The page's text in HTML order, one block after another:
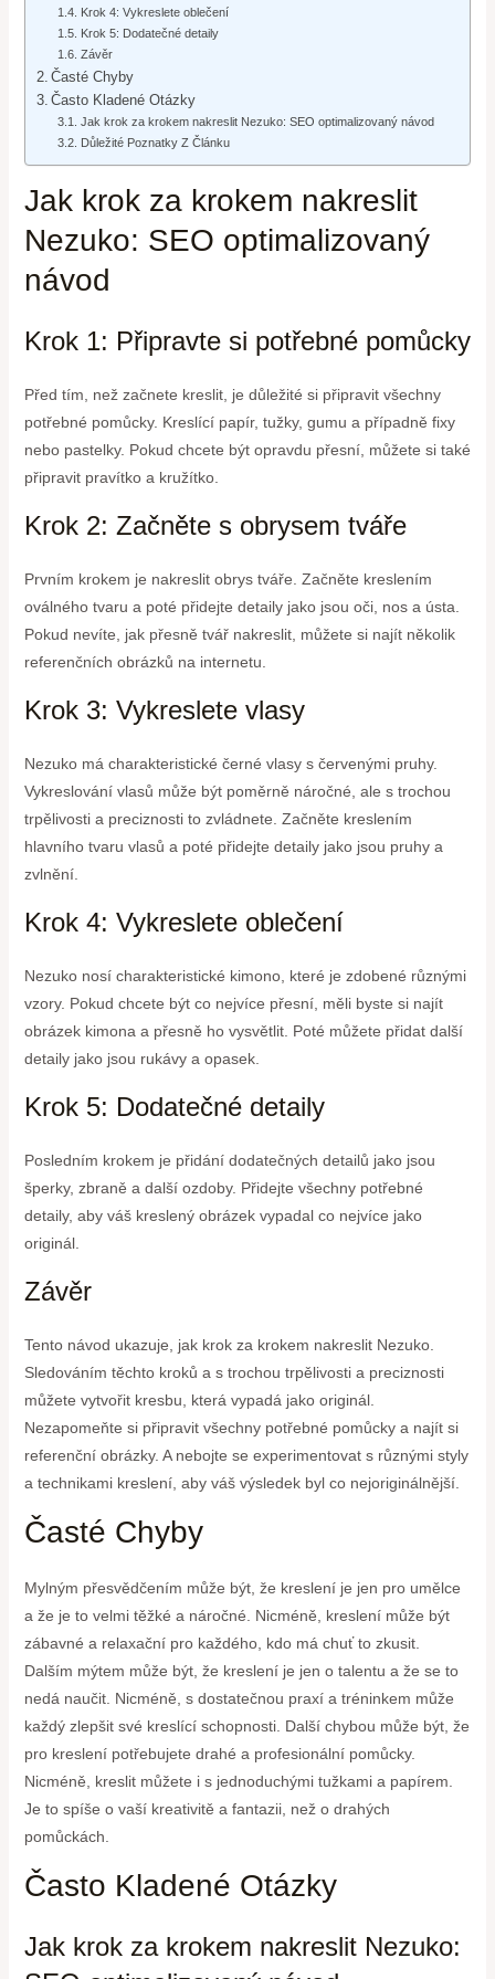
Krok 4: Vykreslete oblečení
Krok 5: Dodatečné detaily
Závěr
Časté Chyby
Často Kladené Otázky
Jak krok za krokem nakreslit Nezuko: SEO optimalizovaný návod
Důležité Poznatky Z Článku
Jak krok za krokem nakreslit
Nezuko: SEO optimalizovaný
návod
Krok 1: Připravte si potřebné pomůcky
Před tím, než začnete kreslit, je důležité si připravit všechny
potřebné pomůcky. Kreslící papír, tužky, gumu a případně fixy
nebo pastelky. Pokud chcete být opravdu přesní, můžete si také
připravit pravítko a kružítko.
Krok 2: Začněte s obrysem tváře
Prvním krokem je nakreslit obrys tváře. Začněte kreslením
oválného tvaru a poté přidejte detaily jako jsou oči, nos a ústa.
Pokud nevíte, jak přesně tvář nakreslit, můžete si najít několik
referenčních obrázků na internetu.
Krok 3: Vykreslete vlasy
Nezuko má charakteristické černé vlasy s červenými pruhy.
Vykreslování vlasů může být poměrně náročné, ale s trochou
trpělivosti a preciznosti to zvládnete. Začněte kreslením
hlavního tvaru vlasů a poté přidejte detaily jako jsou pruhy a
zvlnění.
Krok 4: Vykreslete oblečení
Nezuko nosí charakteristické kimono, které je zdobené různými
vzory. Pokud chcete být co nejvíce přesní, měli byste si najít
obrázek kimona a přesně ho vysvětlit. Poté můžete přidat další
detaily jako jsou rukávy a opasek.
Krok 5: Dodatečné detaily
Posledním krokem je přidání dodatečných detailů jako jsou
šperky, zbraně a další ozdoby. Přidejte všechny potřebné
detaily, aby váš kreslený obrázek vypadal co nejvíce jako
originál.
Závěr
Tento návod ukazuje, jak krok za krokem nakreslit Nezuko.
Sledováním těchto kroků a s trochou trpělivosti a preciznosti
můžete vytvořit kresbu, která vypadá jako originál.
Nezapomeňte si připravit všechny potřebné pomůcky a najít si
referenční obrázky. A nebojte se experimentovat s různými styly
a technikami kreslení, aby váš výsledek byl co nejoriginálnější.
Časté Chyby
Mylným přesvědčením může být, že kreslení je jen pro umělce
a že je to velmi těžké a náročné. Nicméně, kreslení může být
zábavné a relaxační pro každého, kdo má chuť to zkusit.
Dalším mýtem může být, že kreslení je jen o talentu a že se to
nedá naučit. Nicméně, s dostatečnou praxí a tréninkem může
každý zlepšit své kreslící schopnosti. Další chybou může být, že
pro kreslení potřebujete drahé a profesionální pomůcky.
Nicméně, kreslit můžete i s jednoduchými tužkami a papírem.
Je to spíše o vaší kreativitě a fantazii, než o drahých
pomůckách.
Často Kladené Otázky
Jak krok za krokem nakreslit Nezuko: